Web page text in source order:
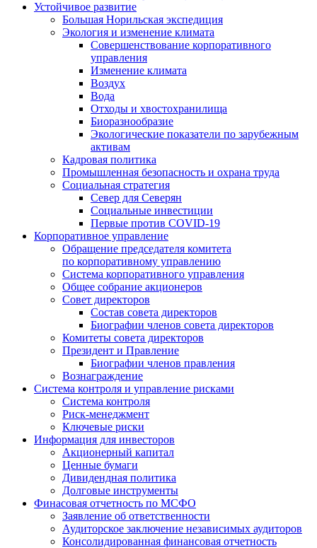
Устойчивое развитие
Большая Норильская экспедиция
Экология и изменение климата
Совершенствование корпоративного
управления
Изменение климата
Воздух
Вода
Отходы и хвостохранилища
Биоразнообразие
Экологические показатели по зарубежным
активам
Кадровая политика
Промышленная безопасность и охрана труда
Социальная стратегия
Север для Северян
Социальные инвестиции
Первые против COVID‑19
Корпоративное управление
Обращение председателя комитета
по корпоративному управлению
Система корпоративного управления
Общее собрание акционеров
Совет директоров
Состав совета директоров
Биографии членов совета директоров
Комитеты совета директоров
Президент и Правление
Биографии членов правления
Вознаграждение
Система контроля и управление рисками
Система контроля
Риск-менеджмент
Ключевые риски
Информация для инвесторов
Акционерный капитал
Ценные бумаги
Дивидендная политика
Долговые инструменты
Финасовая отчетность по МСФО
Заявление об ответственности
Аудиторское заключение независимых аудиторов
Консолидированная финансовая отчетность